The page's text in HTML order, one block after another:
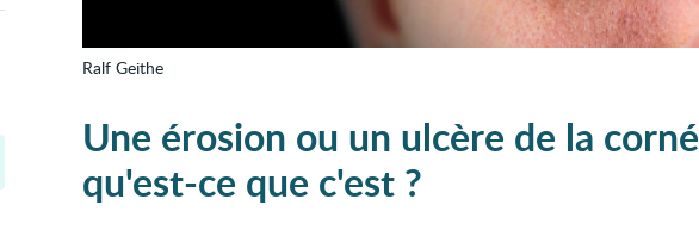
Ralf Geithe
Une érosion ou un ulcère de la
qu'est-ce que c'est ?